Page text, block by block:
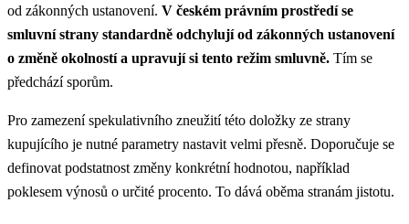
od zákonných ustanovení. V českém právním prostředí se
smluvní strany standardně odchylují od zákonných ustanovení
o změně okolností a upravují si tento režim smluvně. Tím se
předchází sporům.
Pro zamezení spekulativního zneužití této doložky ze strany
kupujícího je nutné parametry nastavit velmi přesně. Doporučuje se
definovat podstatnost změny konkrétní hodnotou, například
poklesem výnosů o určité procento. To dává oběma stranám jistotu.